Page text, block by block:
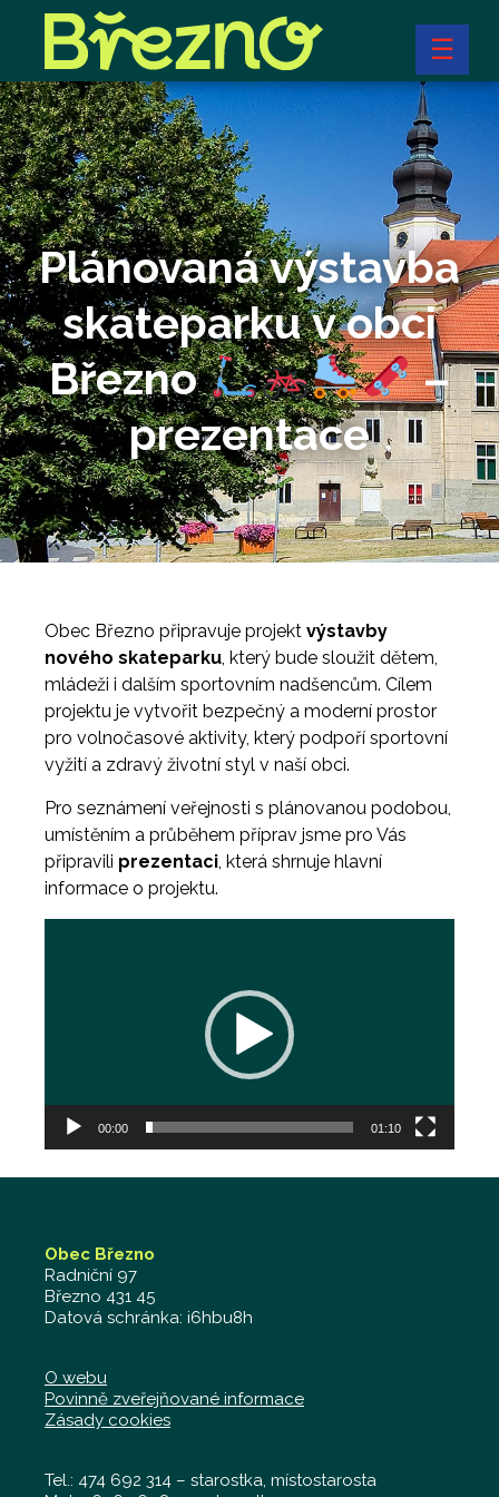
☰
Plánovaná výstavba
skateparku v obci
Březno
–
prezentace
Obec Březno připravuje projekt výstavby
nového skateparku, který bude sloužit dětem,
mládeži i dalším sportovním nadšencům. Cílem
projektu je vytvořit bezpečný a moderní prostor
pro volnočasové aktivity, který podpoří sportovní
vyžití a zdravý životní styl v naší obci.
Pro seznámení veřejnosti s plánovanou podobou,
umístěním a průběhem příprav jsme pro Vás
připravili prezentaci, která shrnuje hlavní
informace o projektu.
Video
00:00 01:10
Obec Březno
Radniční 97
Březno 431 45
Datová schránka: i6hbu8h
O webu
Povinně zveřejňované informace
Zásady cookies
Tel.: 474 692 314 – starostka, místostarosta